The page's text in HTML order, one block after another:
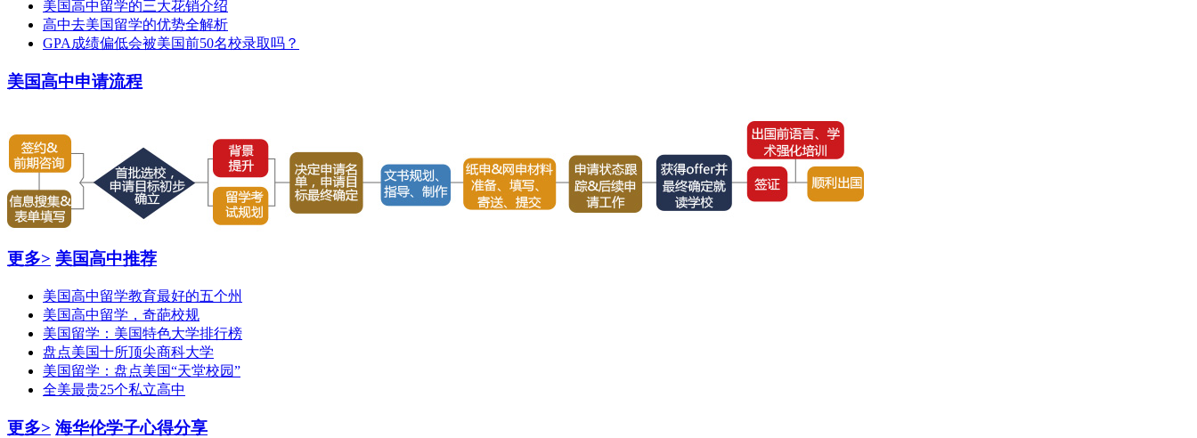
美国高中留学的三大花销介绍
高中去美国留学的优势全解析
GPA成绩偏低会被美国前50名校录取吗？
美国高中申请流程
更多> 美国高中推荐
美国高中留学教育最好的五个州
美国高中留学，奇葩校规
美国留学：美国特色大学排行榜
盘点美国十所顶尖商科大学
美国留学：盘点美国“天堂校园”
全美最贵25个私立高中
更多> 海华伦学子心得分享